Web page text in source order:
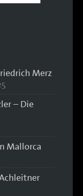
Merz
– Die
Mallorca